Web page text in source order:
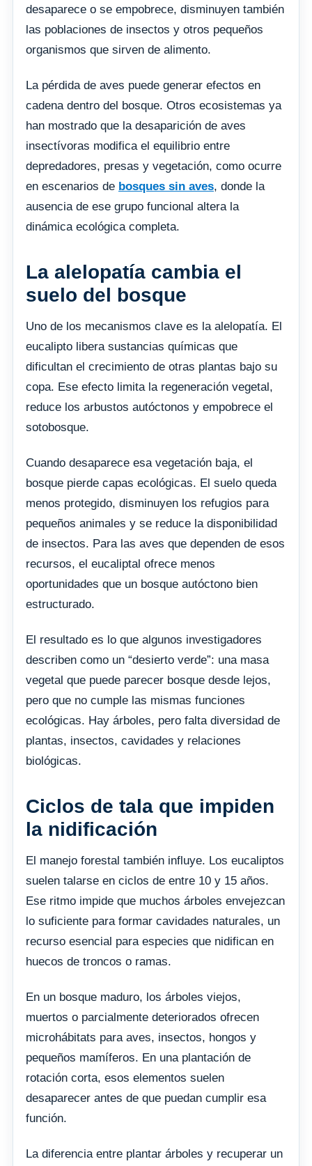
desaparece o se empobrece, disminuyen también
las poblaciones de insectos y otros pequeños
organismos que sirven de alimento.
La pérdida de aves puede generar efectos en
cadena dentro del bosque. Otros ecosistemas ya
han mostrado que la desaparición de aves
insectívoras modifica el equilibrio entre
depredadores, presas y vegetación, como ocurre
en escenarios de bosques sin aves, donde la
ausencia de ese grupo funcional altera la
dinámica ecológica completa.
La alelopatía cambia el
suelo del bosque
Uno de los mecanismos clave es la alelopatía. El
eucalipto libera sustancias químicas que
dificultan el crecimiento de otras plantas bajo su
copa. Ese efecto limita la regeneración vegetal,
reduce los arbustos autóctonos y empobrece el
sotobosque.
Cuando desaparece esa vegetación baja, el
bosque pierde capas ecológicas. El suelo queda
menos protegido, disminuyen los refugios para
pequeños animales y se reduce la disponibilidad
de insectos. Para las aves que dependen de esos
recursos, el eucaliptal ofrece menos
oportunidades que un bosque autóctono bien
estructurado.
El resultado es lo que algunos investigadores
describen como un “desierto verde”: una masa
vegetal que puede parecer bosque desde lejos,
pero que no cumple las mismas funciones
ecológicas. Hay árboles, pero falta diversidad de
plantas, insectos, cavidades y relaciones
biológicas.
Ciclos de tala que impiden
la nidificación
El manejo forestal también influye. Los eucaliptos
suelen talarse en ciclos de entre 10 y 15 años.
Ese ritmo impide que muchos árboles envejezcan
lo suficiente para formar cavidades naturales, un
recurso esencial para especies que nidifican en
huecos de troncos o ramas.
En un bosque maduro, los árboles viejos,
muertos o parcialmente deteriorados ofrecen
microhábitats para aves, insectos, hongos y
pequeños mamíferos. En una plantación de
rotación corta, esos elementos suelen
desaparecer antes de que puedan cumplir esa
función.
La diferencia entre plantar árboles y recuperar un